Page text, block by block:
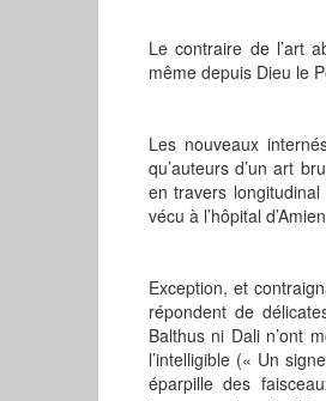
Le contraire de l’art
même depuis Dieu le
Les nouveaux
qu’auteurs d’un art
en travers
vécu à l’hôpital
Exception, et
répondent de
Balthus ni Dali n’ont
l’intelligible (« Un
éparpille des